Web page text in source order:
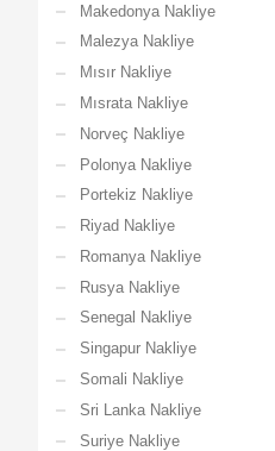
Makedonya Nakliye
Malezya Nakliye
Mısır Nakliye
Mısrata Nakliye
Norveç Nakliye
Polonya Nakliye
Portekiz Nakliye
Riyad Nakliye
Romanya Nakliye
Rusya Nakliye
Senegal Nakliye
Singapur Nakliye
Somali Nakliye
Sri Lanka Nakliye
Suriye Nakliye